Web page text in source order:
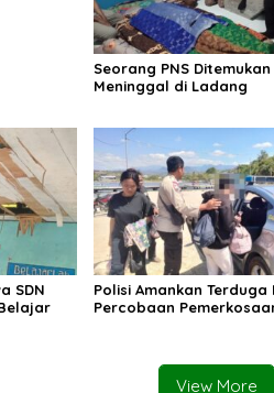
Seorang PNS Ditemukan
Meninggal di Ladang
SDN
Polisi Amankan Terduga
Percobaan
View More